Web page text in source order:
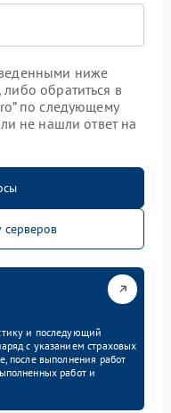
ниже
обратиться в
по следующему
не нашли ответ на
и последующий
с указанием страховых
после выполнения работ
работ и